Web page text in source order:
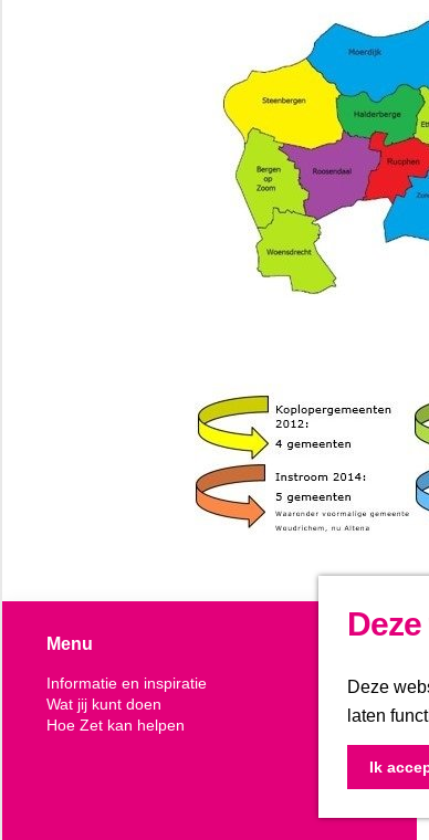
Menu
Informatie en inspiratie
Wat jij kunt doen
Hoe Zet kan helpen
Deze
laten
Ik